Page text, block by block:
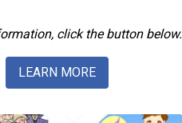
click the button below.
LEARN MORE